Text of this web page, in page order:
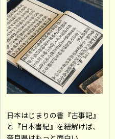
日本はじまりの書『古事記』
と『日本書紀』を紐解けば、